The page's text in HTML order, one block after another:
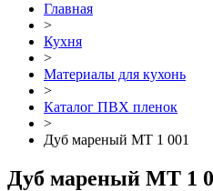
Главная
>
Кухня
>
Материалы для кухонь
>
Каталог ПВХ пленок
>
Дуб мареный МТ 1 001
Дуб мареный МТ 1